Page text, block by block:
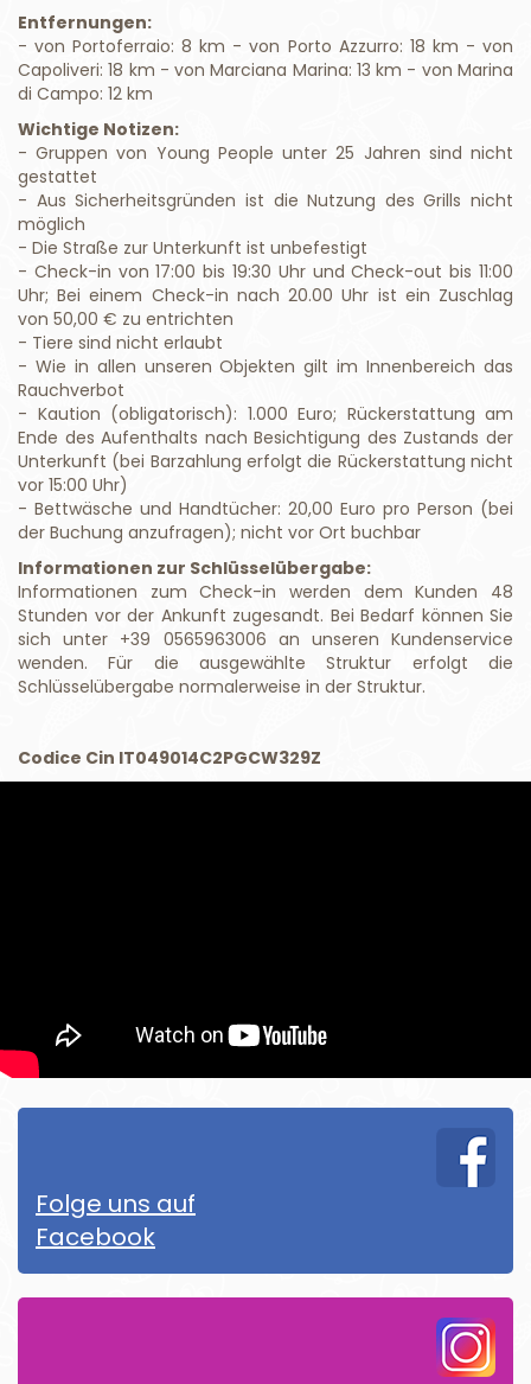
Entfernungen:
- von Portoferraio: 8 km - von Porto Azzurro: 18 km - von
Capoliveri: 18 km - von Marciana Marina: 13 km - von Marina
di Campo: 12 km
Wichtige Notizen:
- Gruppen von Young People unter 25 Jahren sind nicht
gestattet
- Aus Sicherheitsgründen ist die Nutzung des Grills nicht
möglich
- Die Straße zur Unterkunft ist unbefestigt
- Check-in von 17:00 bis 19:30 Uhr und Check-out bis 11:00
Uhr; Bei einem Check-in nach 20.00 Uhr ist ein Zuschlag
von 50,00 € zu entrichten
- Tiere sind nicht erlaubt
- Wie in allen unseren Objekten gilt im Innenbereich das
Rauchverbot
- Kaution (obligatorisch): 1.000 Euro; Rückerstattung am
Ende des Aufenthalts nach Besichtigung des Zustands der
Unterkunft (bei Barzahlung erfolgt die Rückerstattung nicht
vor 15:00 Uhr)
- Bettwäsche und Handtücher: 20,00 Euro pro Person (bei
der Buchung anzufragen); nicht vor Ort buchbar
Informationen zur Schlüsselübergabe:
Informationen zum Check-in werden dem Kunden 48
Stunden vor der Ankunft zugesandt. Bei Bedarf können Sie
sich unter +39 0565963006 an unseren Kundenservice
wenden. Für die ausgewählte Struktur erfolgt die
Schlüsselübergabe normalerweise in der Struktur.
Codice Cin IT049014C2PGCW329Z
Folge uns auf
Facebook